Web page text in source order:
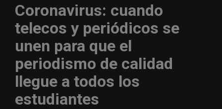
Coronavirus: cuando
telecos y periódicos se
unen para que el
periodismo de calidad
llegue a todos los
estudiantes